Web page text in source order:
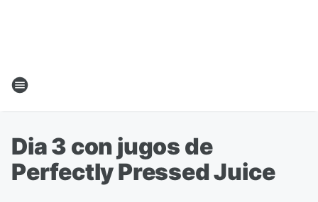
Dia 3 con jugos de
Perfectly Pressed Juice